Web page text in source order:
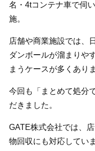
名・4tコンテナ車で伺
施。
店舗や商業施設では、
ダンボールが溜まりや
まうケースが多くあり
今回も「まとめて処分
だきました。
GATE株式会社では、
物回収にも対応していま